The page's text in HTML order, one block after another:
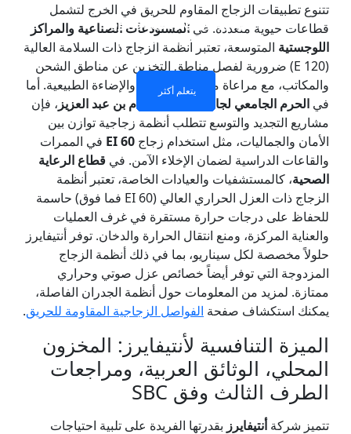
طبقة واحدة من الزجاج
المقاوم للحريق
يتعلم أكثر
زجاج مزدوج الطبقات مقاوم
للحريق
يتعلم أكثر
نوافذ وأبواب زجاجية مقاومة
للحريق
يتعلم أكثر
جدار فاصل زجاجي مقاوم
للحريق
يتعلم أكثر
تتنوع تطبيقات الزجاج المقاوم للحريق في الخرج لتشمل
قطاعات حيوية متعددة. في المستودعات الصناعية والمراكز
اللوجستية المتوسعة، تعتبر أنظمة الزجاج ذات السلامة العالية
(E 120) ضرورية لفصل مناطق التخزين عن مناطق الشحن
والمكاتب، مع مراعاة متطلبات التهوية والإضاءة الطبيعية. أما
في الحرم الجامعي لجامعة الأمير سطام بن عبد العزيز ، فإن
مشاريع التجديد والتوسع تتطلب أنظمة زجاجية توازن بين
الأمان والجماليات، مثل استخدام زجاج EI 60 في الممرات
والقاعات الدراسية لضمان الإخلاء الآمن. في قطاع الرعاية
الصحية، كالمستشفيات والعيادات الخاصة، تعتبر أنظمة
الزجاج ذات العزل الحراري العالي (EI 60 فما فوق) حاسمة
للحفاظ على درجات حرارة مستقرة في غرف العمليات
والعناية المركزة، ومنع انتقال الحرارة والدخان. توفر أنتيفايرز
حلولاً مخصصة لكل سيناريو، بما في ذلك أنظمة الزجاج
المزدوجة التي توفر أيضاً خصائص عزل صوتي وحراري
ممتازة. لمزيد من المعلومات حول أنظمة الجدران الفاصلة،
يمكنك استكشاف صفحة الفواصل الزجاجية المقاومة للحريق.
الميزة التنافسية لأنتيفايرز: المخزون
المحلي، الوثائق العربية، ومراجعات
الطرف الثالث وفق SBC
تتميز شركةأنتيفايرز بقدرتها الفريدة على تلبية احتياجات